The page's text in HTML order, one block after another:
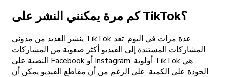
كم مرة يمكنني النشر على TikTok؟
ينشر العديد من مدوني TikTok عدة مرات في اليوم. تعد
المشاركات المستندة إلى الفيديو أكثر صعوبة من المشاركات
النصية على Facebook أو Instagram. أولوية TikTok هي
الجودة على الكمية. على الرغم من أن مقاطع الفيديو يمكن أن